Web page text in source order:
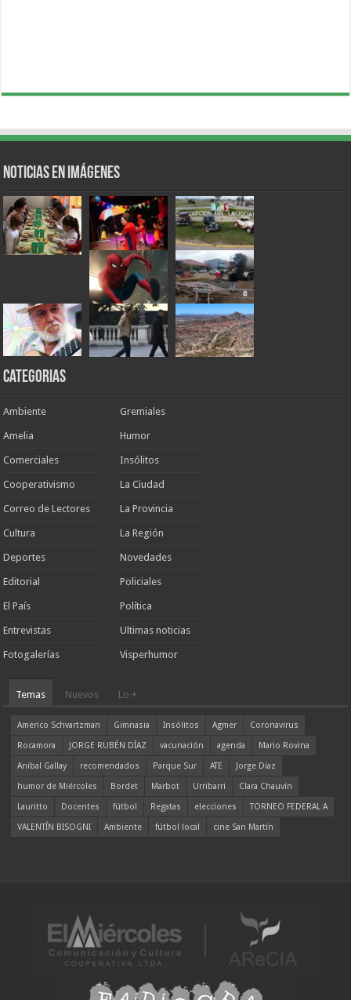
Noticias en Imágenes
Categorias
Ambiente
Amelia
Comerciales
Cooperativismo
Correo de Lectores
Cultura
Deportes
Editorial
El País
Entrevistas
Fotogalerías
Gremiales
Humor
Insólitos
La Ciudad
La Provincia
La Región
Novedades
Policiales
Política
Ultimas noticias
Visperhumor
Temas Nuevos Lo +
Americo Schvartzman Gimnasia Insólitos Agmer
Coronavirus
Rocamora
JORGE RUBÉN DÍAZ vacunación agenda
Mario Rovina
Aníbal Gallay
recomendados Parque Sur ATE
Jorge Díaz
humor de Miércoles
Bordet Marbot Urribarri
Clara Chauvín
Lauritto
Docentes fútbol Regatas elecciones
TORNEO FEDERAL A
VALENTÍN BISOGNI
Ambiente fútbol local cine San Martín